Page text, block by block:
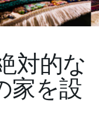
対的な
家を設